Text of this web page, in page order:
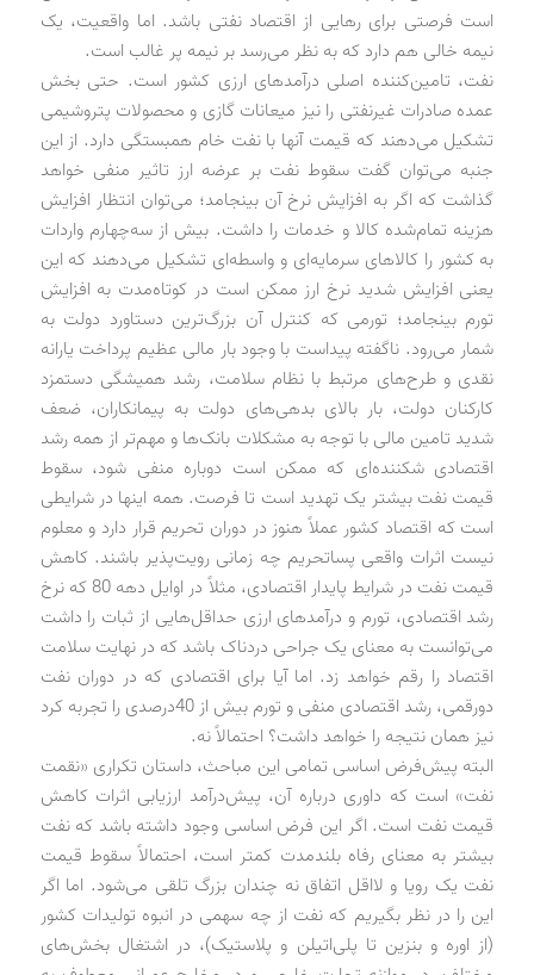
است فرصتی برای رهایی از اقتصاد نفتی باشد. اما واقعیت، یک
‌نیمه خالی هم دارد که به نظر می‌رسد بر نیمه پر غالب است.
نفت، تامین‌کننده اصلی درآمدهای ارزی کشور است. حتی بخش
عمده صادرات غیرنفتی را نیز میعانات گازی و محصولات پتروشیمی
تشکیل می‌دهند که قیمت آنها با نفت خام همبستگی دارد. از این
جنبه می‌توان گفت سقوط نفت بر عرضه ارز تاثیر منفی خواهد
گذاشت که اگر به افزایش نرخ آن بینجامد؛ می‌توان انتظار افزایش
هزینه تمام‌شده کالا و خدمات را داشت. بیش از سه‌چهارم واردات
به کشور را کالاهای سرمایه‌ای و واسطه‌ای تشکیل می‌دهند که این
یعنی افزایش شدید نرخ ارز ممکن است در کوتاه‌مدت به افزایش
تورم بینجامد؛ تورمی که کنترل آن بزرگ‌ترین دستاورد دولت به
شمار می‌رود. ناگفته پیداست با وجود بار مالی عظیم پرداخت یارانه
نقدی و طرح‌های مرتبط با نظام سلامت، رشد همیشگی دستمزد
کارکنان دولت، بار بالای بدهی‌های دولت به پیمانکاران، ضعف
شدید تامین مالی با توجه به مشکلات بانک‌ها و مهم‌تر از همه رشد
اقتصادی شکننده‌ای که ممکن است دوباره منفی شود، سقوط
قیمت نفت بیشتر یک تهدید است تا فرصت. همه اینها در شرایطی
است که اقتصاد کشور عملاً هنوز در دوران تحریم قرار دارد و معلوم
نیست اثرات واقعی پساتحریم چه زمانی رویت‌پذیر باشند. کاهش
قیمت نفت در شرایط پایدار اقتصادی، مثلاً در اوایل دهه 80 که نرخ
رشد اقتصادی، تورم و درآمدهای ارزی حداقل‌هایی از ثبات را داشت
می‌توانست به معنای یک جراحی دردناک باشد که در نهایت سلامت
اقتصاد را رقم خواهد زد. اما آیا برای اقتصادی که در دوران نفت
دورقمی، رشد اقتصادی منفی و تورم بیش از 40‌درصدی را تجربه کرد
نیز همان نتیجه را خواهد داشت؟ احتمالاً نه.
البته پیش‌فرض اساسی تمامی این مباحث، داستان تکراری «نقمت
نفت» است که داوری درباره آن، پیش‌درآمد ارزیابی اثرات کاهش
قیمت نفت است. اگر این فرض اساسی وجود داشته باشد که نفت
بیشتر به معنای رفاه بلندمدت کمتر است، احتمالاً سقوط قیمت
نفت یک رویا و لااقل اتفاق نه چندان بزرگ تلقی می‌شود. اما اگر
این را در نظر بگیریم که نفت از چه سهمی در انبوه تولیدات کشور
(از اوره و بنزین تا پلی‌اتیلن و پلاستیک)، در اشتغال بخش‌های